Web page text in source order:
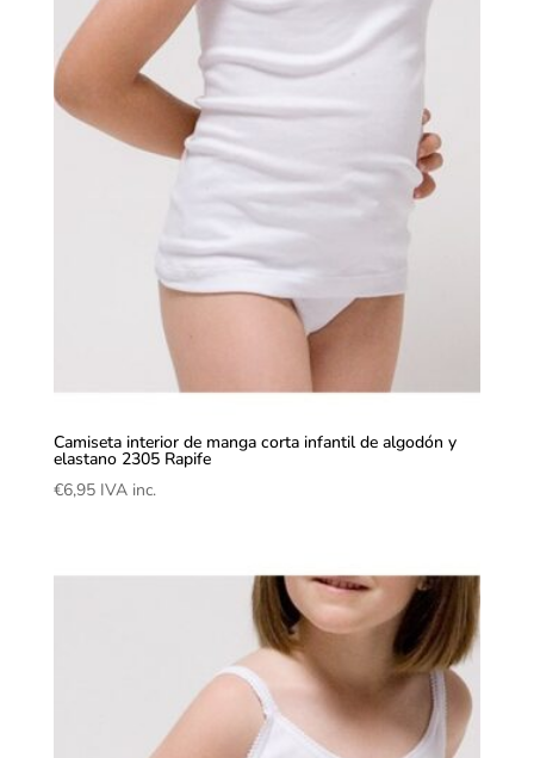
Camiseta interior de manga corta infantil de algodón y
elastano 2305 Rapife
€6,95 IVA inc.